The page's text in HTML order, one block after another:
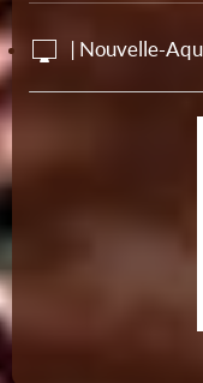
| Nouvelle-